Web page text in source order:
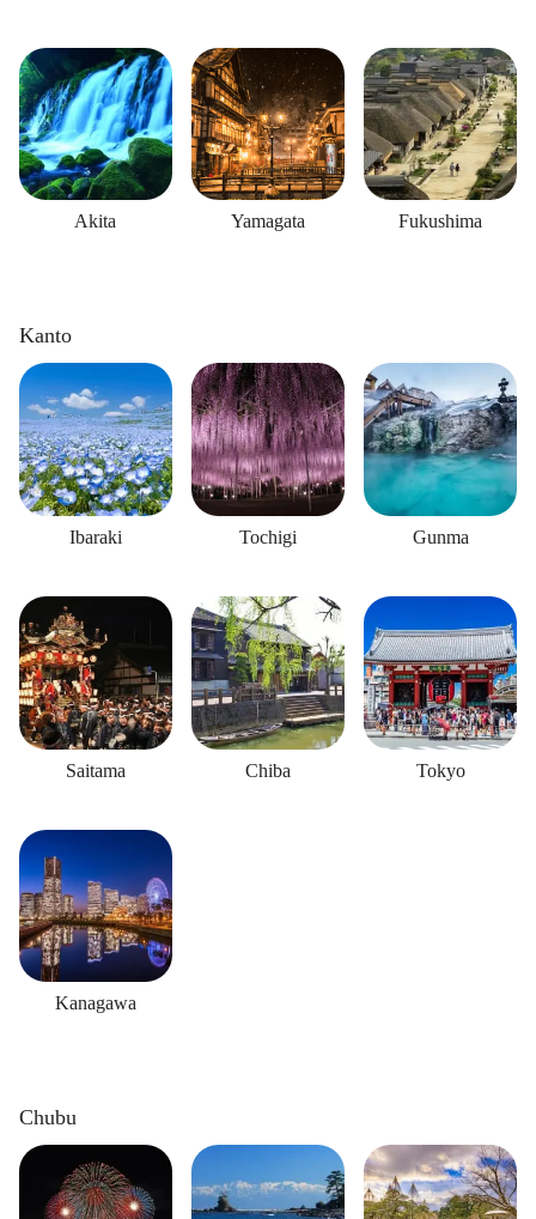
Akita Yamagata Fukushima
Kanto
Ibaraki Tochigi Gunma
Saitama Chiba Tokyo
Kanagawa
Chubu